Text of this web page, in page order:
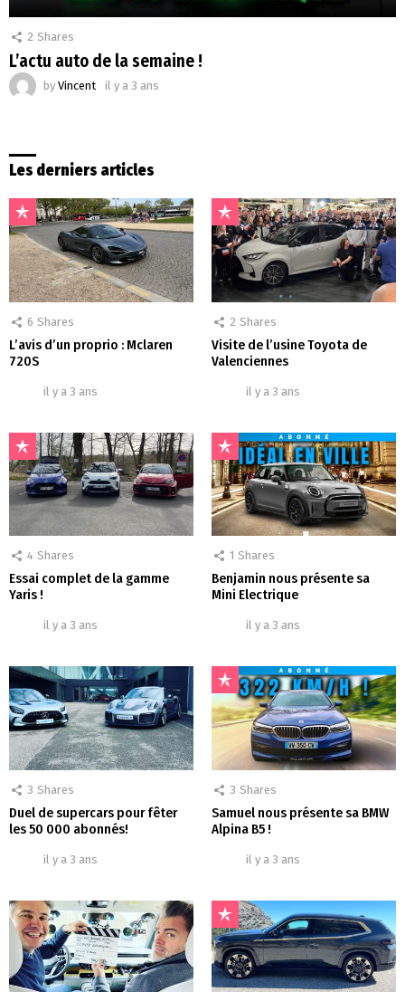
2 Shares
L’actu auto de la semaine !
by Vincent il y a 3 ans
Les derniers articles
6 Shares
L’avis d’un proprio : Mclaren
720S
il y a 3 ans
2 Shares
Visite de l’usine Toyota de
Valenciennes
il y a 3 ans
4 Shares
Essai complet de la gamme
Yaris !
il y a 3 ans
1 Shares
Benjamin nous présente sa
Mini Electrique
il y a 3 ans
3 Shares
Duel de supercars pour fêter
les 50 000 abonnés!
il y a 3 ans
3 Shares
Samuel nous présente sa BMW
Alpina B5 !
il y a 3 ans